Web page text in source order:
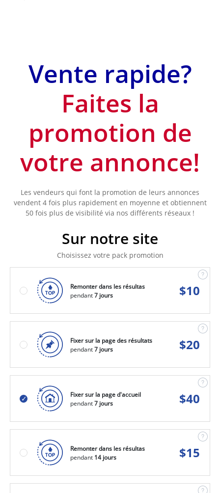
Vente rapide?
Faites la
promotion de
votre annonce!
Les vendeurs qui font la promotion de leurs annonces
vendent 4 fois plus rapidement en moyenne et obtiennent
50 fois plus de visibilité via nos différents réseaux !
Sur notre site
Choisissez votre pack promotion
Remonter dans les résultas
pendant7 jours $10
Fixer sur la page des résultats
pendant7 jours $20
Fixer sur la page d'accueil
pendant7 jours $40
Remonter dans les résultas
pendant 14 jours $15